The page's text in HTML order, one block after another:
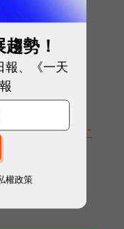
方網頁：
tw/product-
勢！
報、《一天
權政策